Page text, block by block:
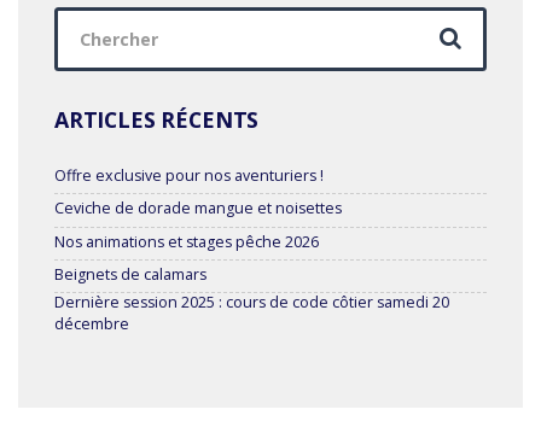
Chercher
ARTICLES RÉCENTS
Offre exclusive pour nos aventuriers !
Ceviche de dorade mangue et noisettes
Nos animations et stages pêche 2026
Beignets de calamars
Dernière session 2025 : cours de code côtier samedi 20
décembre